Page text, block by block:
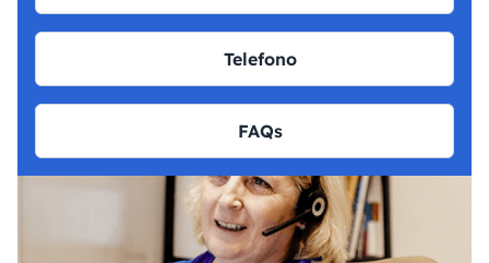
Telefono
FAQs